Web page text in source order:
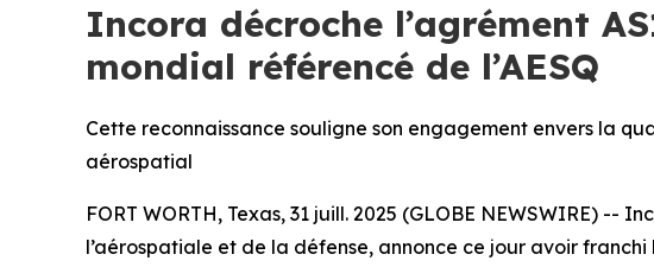
Incora décroche l’agrément
mondial référencé de l’AESQ
Cette reconnaissance souligne son engagement envers la
aérospatial
FORT WORTH, Texas, 31 juill. 2025 (GLOBE NEWSWIRE)
l’aérospatiale et de la défense, annonce ce jour avoir